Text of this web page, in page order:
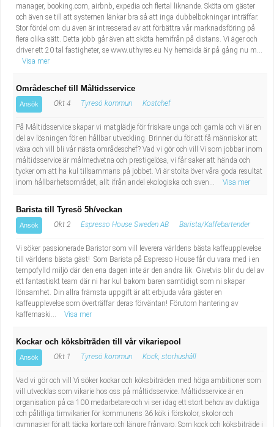
manager, booking.com, airbnb, expedia och flertal liknande. Sköta om gäster
och även se till att systemen länkar bra så att inga dubbelbokningar inträffar.
Stor fördel om du även är intresserad av att förbättra vår marknadsföring på
flera olika sätt. Detta jobb går även att sköta hemifrån på distans. Vi äger och
driver ett 20 tal fastigheter, se www.uthyres.eu Ny hemsida är på gång nu m...
Visa mer
Områdeschef till Måltidsservice
Ansök Okt 4 Tyresö kommun Kostchef
På Måltidsservice skapar vi matglädje för friskare unga och gamla och vi är en
del av lösningen för en hållbar utveckling. Brinner du för att få människor att
växa och vill bli vår nästa områdeschef? Vad vi gör och vill Vi som jobbar inom
måltidsservice är målmedvetna och prestigelösa, vi får saker att hända och
tycker om att ha kul tillsammans på jobbet. Vi är stolta över våra goda resultat
inom hållbarhetsområdet, allt ifrån andel ekologiska och sven...
Visa mer
Barista till Tyresö 5h/veckan
Ansök Okt 2 Espresso House Sweden AB Barista/Kaffebartender
Vi söker passionerade Baristor som vill leverera världens bästa kaffeupplevelse
till världens bästa gäst! Som Barista på Espresso House får du vara med i en
tempofylld miljö där den ena dagen inte är den andra lik. Givetvis blir du del av
ett fantastiskt team där ni har kul bakom baren samtidigt som ni skapar
lönsamhet. Din allra främsta uppgift är att erbjuda våra gäster en
kaffeupplevelse som överträffar deras förväntan! Förutom hantering av
kaffemaski...
Visa mer
Kockar och köksbiträden till vår vikariepool
Ansök Okt 1 Tyresö kommun Kock, storhushåll
Vad vi gör och vill Vi söker kockar och köksbiträden med höga ambitioner som
vill utvecklas som vikarie hos oss på måltidsservice. Måltidsservice är en
organisation på ca 100 medarbetare och vi ser idag ett stort behov av duktiga
och pålitliga timvikarier för kommunens 36 kök i förskolor, skolor och
gymnasier för att täcka kortare och längre frånvaro. Som kock och köksbiträde i